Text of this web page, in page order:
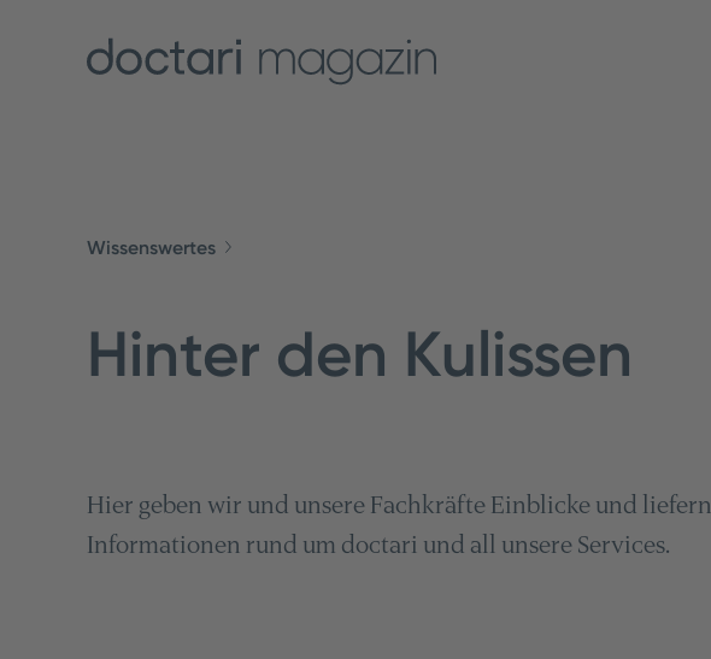
Wissenswertes
Hinter den Kulissen
Hier geben wir und unsere Fachkräfte Einblicke und liefern
Informationen rund um doctari und all unsere Services.